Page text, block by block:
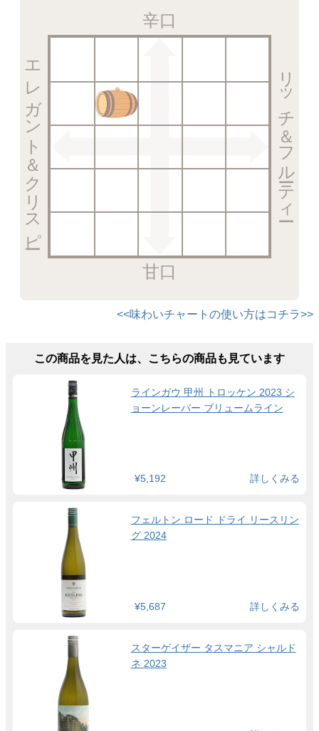
辛口
リッチ＆フルーティー
甘口
エレガント＆クリスピー
<<味わいチャートの使い方はコチラ>>
この商品を見た人は、こちらの商品も見ています
ラインガウ 甲州 トロッケン 2023 シ
ョーンレーバー ブリュームライン
¥5,192 詳しくみる
フェルトン ロード ドライ リースリン
グ 2024
¥5,687 詳しくみる
スターゲイザー タスマニア シャルド
ネ 2023